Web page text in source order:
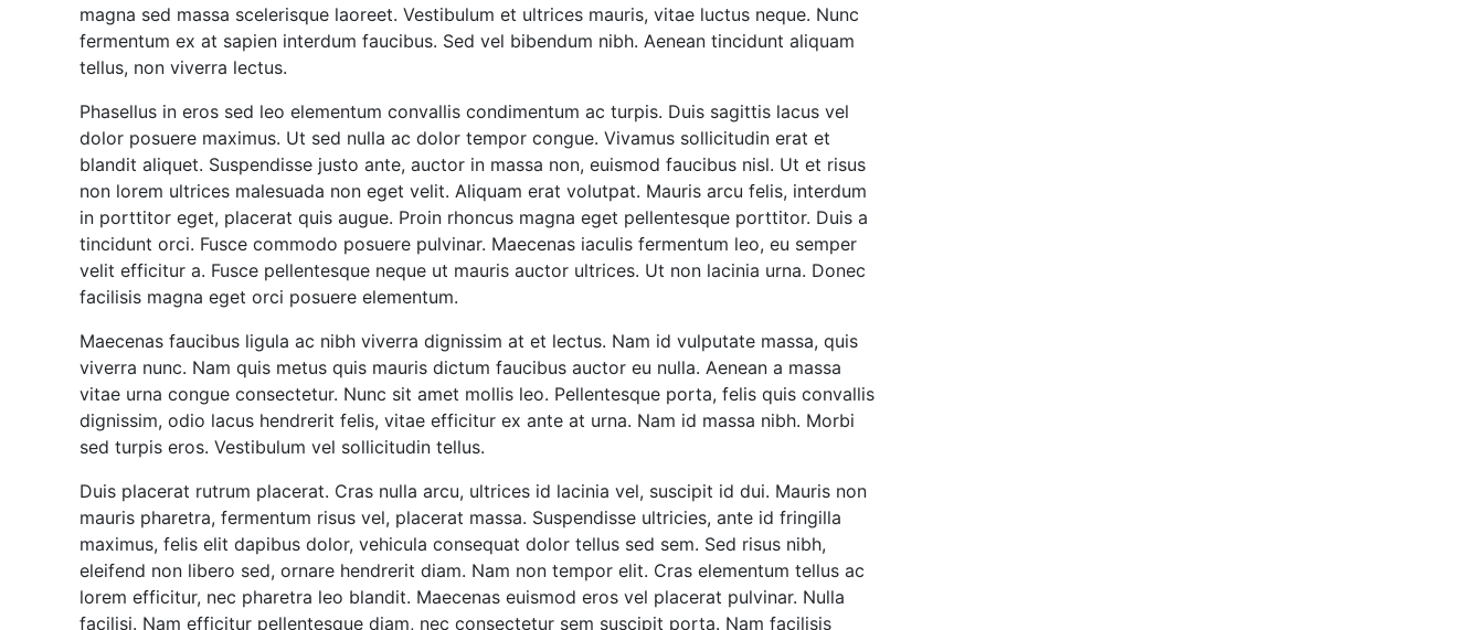
magna sed massa scelerisque laoreet. Vestibulum et ultrices mauris, vitae luctus neque. Nunc
fermentum ex at sapien interdum faucibus. Sed vel bibendum nibh. Aenean tincidunt aliquam
tellus, non viverra lectus.
Phasellus in eros sed leo elementum convallis condimentum ac turpis. Duis sagittis lacus vel
dolor posuere maximus. Ut sed nulla ac dolor tempor congue. Vivamus sollicitudin erat et
blandit aliquet. Suspendisse justo ante, auctor in massa non, euismod faucibus nisl. Ut et risus
non lorem ultrices malesuada non eget velit. Aliquam erat volutpat. Mauris arcu felis, interdum
in porttitor eget, placerat quis augue. Proin rhoncus magna eget pellentesque porttitor. Duis a
tincidunt orci. Fusce commodo posuere pulvinar. Maecenas iaculis fermentum leo, eu semper
velit efficitur a. Fusce pellentesque neque ut mauris auctor ultrices. Ut non lacinia urna. Donec
facilisis magna eget orci posuere elementum.
Maecenas faucibus ligula ac nibh viverra dignissim at et lectus. Nam id vulputate massa, quis
viverra nunc. Nam quis metus quis mauris dictum faucibus auctor eu nulla. Aenean a massa
vitae urna congue consectetur. Nunc sit amet mollis leo. Pellentesque porta, felis quis convallis
dignissim, odio lacus hendrerit felis, vitae efficitur ex ante at urna. Nam id massa nibh. Morbi
sed turpis eros. Vestibulum vel sollicitudin tellus.
Duis placerat rutrum placerat. Cras nulla arcu, ultrices id lacinia vel, suscipit id dui. Mauris non
mauris pharetra, fermentum risus vel, placerat massa. Suspendisse ultricies, ante id fringilla
maximus, felis elit dapibus dolor, vehicula consequat dolor tellus sed sem. Sed risus nibh,
eleifend non libero sed, ornare hendrerit diam. Nam non tempor elit. Cras elementum tellus ac
lorem efficitur, nec pharetra leo blandit. Maecenas euismod eros vel placerat pulvinar. Nulla
facilisi. Nam efficitur pellentesque diam, nec consectetur sem suscipit porta. Nam facilisis